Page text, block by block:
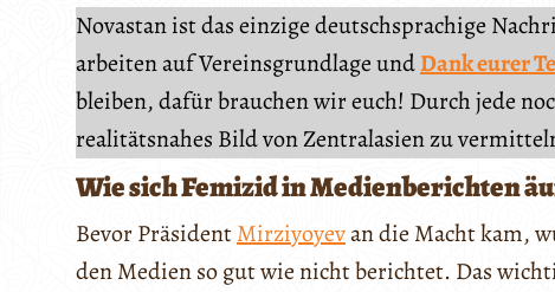
Novastan ist das einzige deutschsprachige
arbeiten auf Vereinsgrundlage undDank eurer
bleiben, dafür brauchen wir euch! Durch jede
realitätsnahes Bild von Zentralasien zu
Wie sich Femizid in Medienberichten
Bevor PräsidentMirziyoyevan die Macht kam,
den Medien so gut wie nicht berichtet. Das